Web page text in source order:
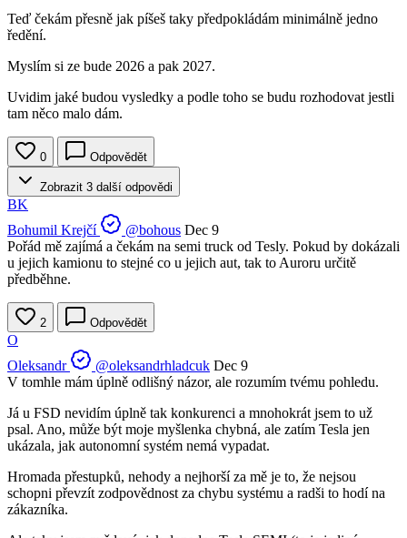
Teď čekám přesně jak píšeš taky předpokládám minimálně jedno
ředění.
Myslím si ze bude 2026 a pak 2027.
Uvidim jaké budou vysledky a podle toho se budu rozhodovat jestli
tam něco malo dám.
0 Odpovědět
Zobrazit 3 další odpovědi
BK
Bohumil Krejčí
@bohous Dec 9
Pořád mě zajímá a čekám na semi truck od Tesly. Pokud by dokázali
u jejich kamionu to stejné co u jejich aut, tak to Auroru určitě
předběhne.
2 Odpovědět
O
Oleksandr
@oleksandrhladcuk Dec 9
V tomhle mám úplně odlišný názor, ale rozumím tvému pohledu.
Já u FSD nevidím úplně tak konkurenci a mnohokrát jsem to už
psal. Ano, může být moje myšlenka chybná, ale zatím Tesla jen
ukázala, jak autonomní systém nemá vypadat.
Hromada přestupků, nehody a nejhorší za mě je to, že nejsou
schopni převzít zodpovědnost za chybu systému a radši to hodí na
zákazníka.